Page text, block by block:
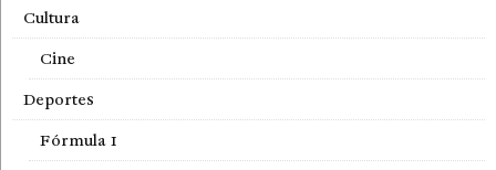
Cultura
Cine
Deportes
Fórmula 1